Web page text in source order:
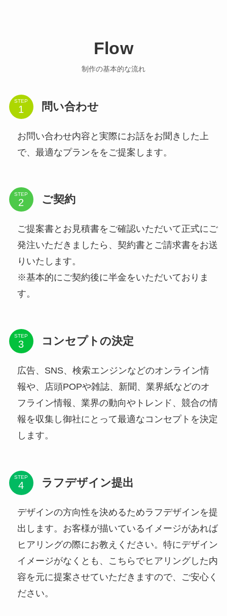
Flow
制作の基本的な流れ
STEP 問い合わせ
お問い合わせ内容と実際にお話をお聞きした上
で、最適なプランををご提案します。
STEP ご契約
ご提案書とお見積書をご確認いただいて正式にご
発注いただきましたら、契約書とご請求書をお送
りいたします。
※基本的にご契約後に半金をいただいておりま
す。
STEP コンセプトの決定
広告、SNS、検索エンジンなどのオンライン情
報や、店頭POPや雑誌、新聞、業界紙などのオ
フライン情報、業界の動向やトレンド、競合の情
報を収集し御社にとって最適なコンセプトを決定
します。
STEP ラフデザイン提出
デザインの方向性を決めるためラフデザインを提
出します。お客様が描いているイメージがあれば
ヒアリングの際にお教えください。特にデザイン
イメージがなくとも、こちらでヒアリングした内
容を元に提案させていただきますので、ご安心く
ださい。